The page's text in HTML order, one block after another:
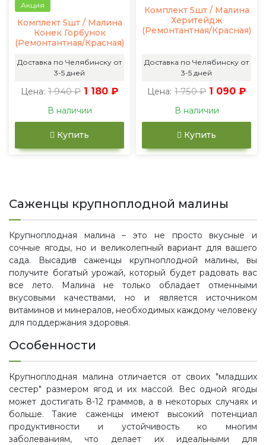
Акция
Комплект 5шт / Малина
Конек Горбунок
(Ремонтантная/Красная)
Доставка по Челябинску от
3-5 дней
Цена: 1 940 ₽ 1 180 ₽
В наличии
Купить
Комплект 5шт / Малина
Херитейдж
(Ремонтантная/Красная)
Доставка по Челябинску от
3-5 дней
Цена: 1 750 ₽ 1 090 ₽
В наличии
Купить
Саженцы крупноплодной малины
Крупноплодная малина – это не просто вкусные и
сочные ягоды, но и великолепный вариант для вашего
сада. Высадив саженцы крупноплодной малины, вы
получите богатый урожай, который будет радовать вас
все лето. Малина не только обладает отменными
вкусовыми качествами, но и является источником
витаминов и минералов, необходимых каждому человеку
для поддержания здоровья.
Особенности
Крупноплодная малина отличается от своих "младших
сестер" размером ягод и их массой. Вес одной ягоды
может достигать 8-12 граммов, а в некоторых случаях и
больше. Такие саженцы имеют высокий потенциал
продуктивности и устойчивость ко многим
заболеваниям, что делает их идеальными для